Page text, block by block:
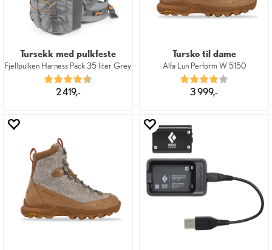
Tursekk med pulkfeste
Fjellpulken Harness Pack 35 liter Grey
Karakter:
2 419,-
Tursko til dame
Alfa Lun Perform W 5150
Karakter:
3 999,-